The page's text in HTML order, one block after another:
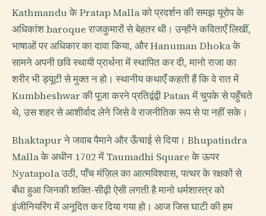
Kathmandu के Pratap Malla को प्रदर्शन की समझ यूरोप के
अधिकांश baroque राजकुमारों से बेहतर थी। उन्होंने कविताएँ लिखीं,
भाषाओं पर अधिकार का दावा किया, और Hanuman Dhoka के
सामने अपनी छवि स्थायी प्रार्थना में स्थापित कर दी, मानो राजा का
शरीर भी ड्यूटी से मुक्त न हो। स्थानीय कथाएँ कहती हैं कि वे रात में
Kumbheshwar की पूजा करने प्रतिद्वंद्वी Patan में चुपके से पहुँचते
थे, उस शहर से आशीर्वाद लेने जिसे वे राजनीतिक रूप से पा नहीं सके।
Bhaktapur ने जवाब पैमाने और ऊँचाई से दिया। Bhupatindra
Malla के अधीन 1702 में Taumadhi Square के ऊपर
Nyatapola उठी, पाँच मंज़िल का आत्मविश्वास, पत्थर के रक्षकों से
बँधा हुआ जिनकी शक्ति-सीढ़ी ऐसी लगती है मानो धर्मशास्त्र को
इंजीनियरिंग में अनूदित कर दिया गया हो। आज जिस घाटी की हम